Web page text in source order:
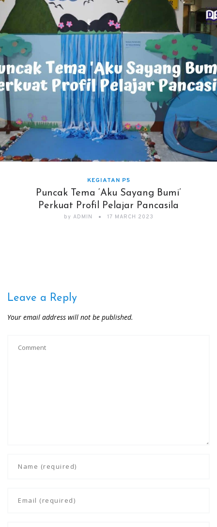
KEGIATAN P5
Puncak Tema ‘Aku Sayang Bumi’
Perkuat Profil Pelajar Pancasila
by ADMIN 17 MARCH 2023
Leave a Reply
Your email address will not be published.